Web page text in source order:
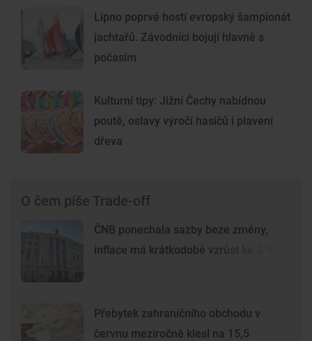
Lipno poprvé hostí evropský šampionát
jachtařů. Závodníci bojují hlavně s
počasím
Kulturní tipy: Jižní Čechy nabídnou
poutě, oslavy výročí hasičů i plavení
dřeva
O čem píše Trade-off
ČNB ponechala sazby beze změny,
inflace má krátkodobě vzrůst ke 3 %
Přebytek zahraničního obchodu v
červnu meziročně klesl na 15,5